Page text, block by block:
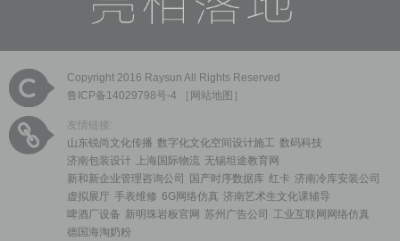
Copyright 2016 Raysun All Rights Reserved
鲁ICP备14029798号-4 ［ 网站地图 ］
友情链接:
山东锐尚文化传播 数字化文化空间设计施工 数码科技
济南包装设计
上海国际物流 无锡坦途教育网
新和新企业管理咨询公司 国产时序数据库 红卡 济南冷库安装公司
虚拟展厅 手表维修 6G网络仿真 济南艺术生文化课辅导
啤酒厂设备 新明珠岩板官网 苏州广告公司 工业互联网网络仿真
德国海淘奶粉